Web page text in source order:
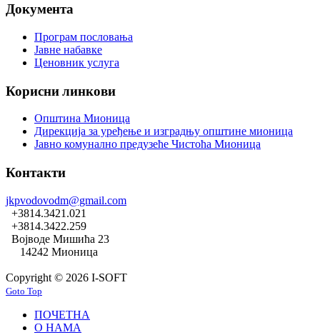
Документа
Програм пословања
Јавне набавке
Ценовник услуга
Корисни линкови
Општина Мионица
Дирекција за уређење и изградњу општине мионица
Јавно комунално предузеће Чистоћа Мионица
Контакти
jkpvodovodm@gmail.com
+3814.3421.021
+3814.3422.259
Војводе Мишића 23
14242 Мионица
Copyright © 2026 I-SOFT
Goto Top
ПОЧЕТНА
О НАМА